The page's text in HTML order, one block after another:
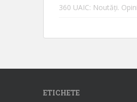
360 UAIC: Noutăţi.
ETICHETE